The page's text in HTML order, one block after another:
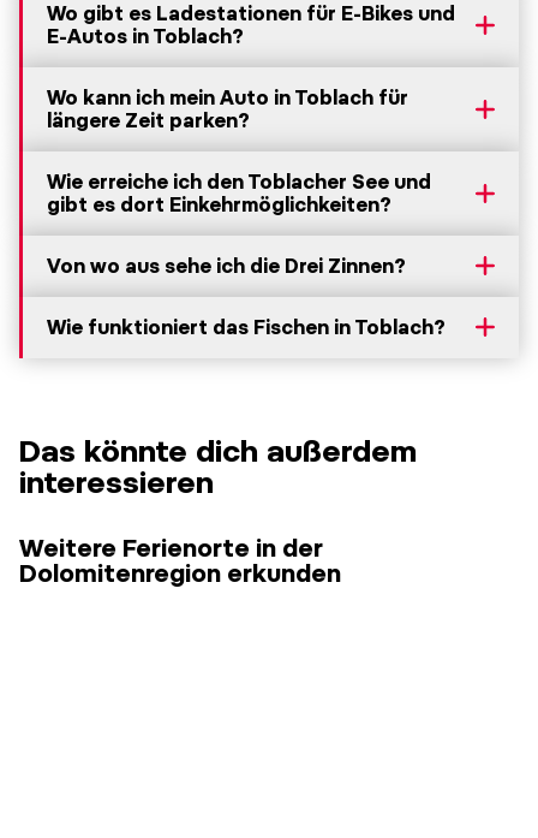
Wo gibt es Ladestationen für E-Bikes und
E-Autos in Toblach?
Wo kann ich mein Auto in Toblach für
längere Zeit parken?
Wie erreiche ich den Toblacher See und
gibt es dort Einkehrmöglichkeiten?
Von wo aus sehe ich die Drei Zinnen?
Wie funktioniert das Fischen in Toblach?
Das könnte dich außerdem
interessieren
Weitere Ferienorte in der
Dolomitenregion erkunden